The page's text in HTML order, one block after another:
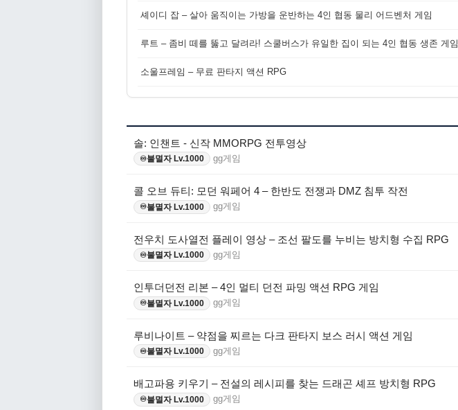
셰이디 잡 – 살아 움직이는 가방을 운반하는 4인 협동 물리 어드벤처 게임
루트 – 좀비 떼를 뚫고 달려라! 스쿨버스가 유일한 집이 되는 4인 협동 생존 게임
소울프레임 – 무료 판타지 액션 RPG
솔: 인챈트 - 신작 MMORPG 전투영상
♾️불멸자 Lv.1000 gg게임
콜 오브 듀티: 모던 워페어 4 – 한반도 전쟁과 DMZ 침투 작전
♾️불멸자 Lv.1000 gg게임
전우치 도사열전 플레이 영상 – 조선 팔도를 누비는 방치형 수집 RPG
♾️불멸자 Lv.1000 gg게임
인투더던전 리본 – 4인 멀티 던전 파밍 액션 RPG 게임
♾️불멸자 Lv.1000 gg게임
루비나이트 – 약점을 찌르는 다크 판타지 보스 러시 액션 게임
♾️불멸자 Lv.1000 gg게임
배고파용 키우기 – 전설의 레시피를 찾는 드래곤 셰프 방치형 RPG
♾️불멸자 Lv.1000 gg게임